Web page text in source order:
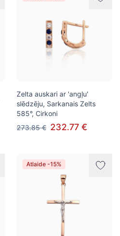
Zelta auskari ar 'angļu'
slēdzēju, Sarkanais Zelts
585°, Cirkoni
273.85 € 232.77 €
Atlaide -15%